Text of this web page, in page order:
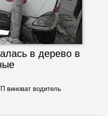
в дерево в
виноват водитель